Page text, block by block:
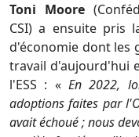
Toni Moore
CSI) a ensuite pris
d'économie dont les
travail d'aujourd'hui
l'ESS : « En 2022,
adoptions faites par
avait échoué ; nous